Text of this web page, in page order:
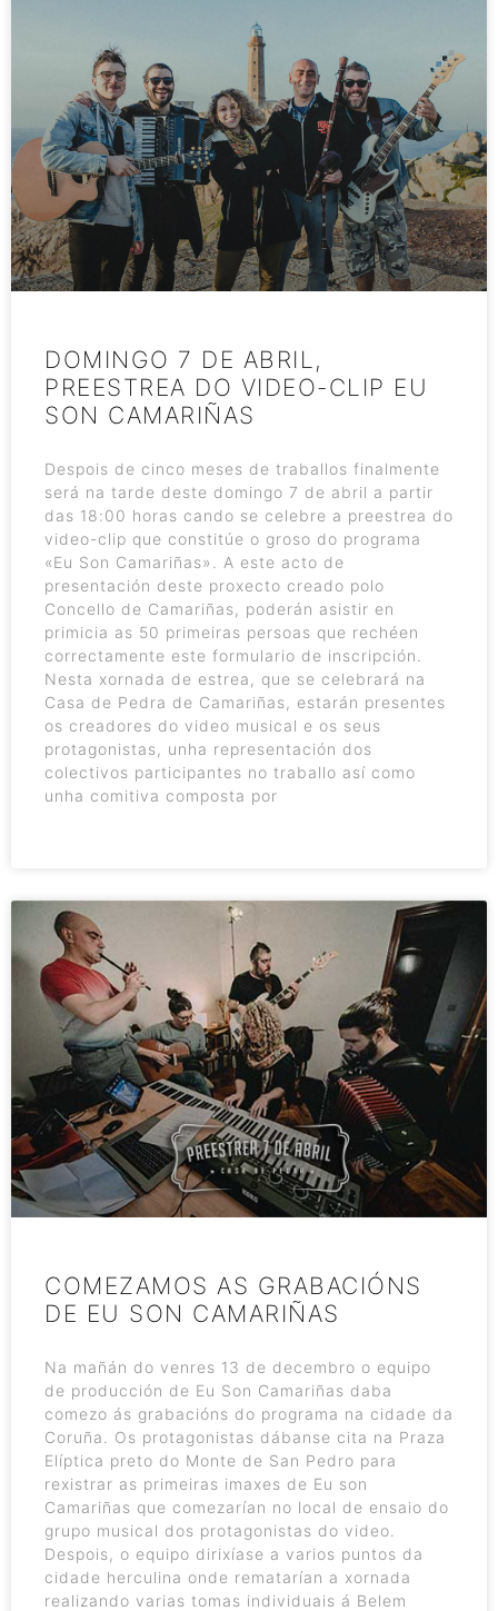
DOMINGO 7 DE ABRIL,
PREESTREA DO VIDEO-CLIP EU
SON CAMARIÑAS
Despois de cinco meses de traballos finalmente
será na tarde deste domingo 7 de abril a partir
das 18:00 horas cando se celebre a preestrea do
video-clip que constitúe o groso do programa
«Eu Son Camariñas». A este acto de
presentación deste proxecto creado polo
Concello de Camariñas, poderán asistir en
primicia as 50 primeiras persoas que rechéen
correctamente este formulario de inscripción.
Nesta xornada de estrea, que se celebrará na
Casa de Pedra de Camariñas, estarán presentes
os creadores do video musical e os seus
protagonistas, unha representación dos
colectivos participantes no traballo así como
unha comitiva composta por
COMEZAMOS AS GRABACIÓNS
DE EU SON CAMARIÑAS
Na mañán do venres 13 de decembro o equipo
de producción de Eu Son Camariñas daba
comezo ás grabacións do programa na cidade da
Coruña. Os protagonistas dábanse cita na Praza
Elíptica preto do Monte de San Pedro para
rexistrar as primeiras imaxes de Eu son
Camariñas que comezarían no local de ensaio do
grupo musical dos protagonistas do video.
Despois, o equipo dirixíase a varios puntos da
cidade herculina onde rematarían a xornada
realizando varias tomas individuais á Belem